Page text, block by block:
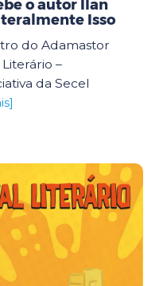
o autor Ilan
Isso
do Adamastor
–
da Secel